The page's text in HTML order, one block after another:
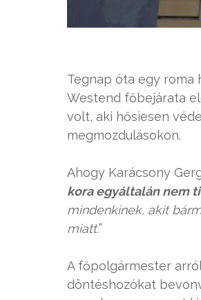
Tegnap óta egy roma
Westend főbejárata
volt, aki hősiesen
megmozdulásokon.
Ahogy Karácsony
kora egyáltalán nem
mindenkinek, akit
miatt.”
A főpolgármester
döntéshozókat